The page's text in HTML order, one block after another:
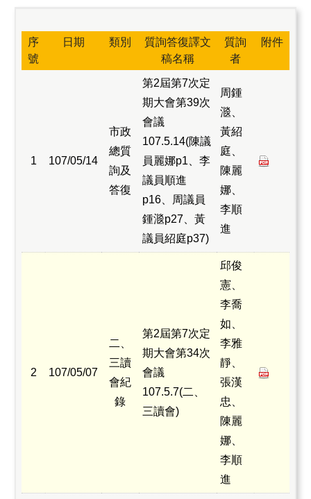
其他議事資料
議員相關資料
序
號
日期 類別
質詢答復譯文
稿名稱
質詢
者
附件
1 107/05/14
市政
總質
詢及
答復
第2屆第7次定
期大會第39次
會議
107.5.14(陳議
員麗娜p1、李
議員順進
p16、周議員
鍾㴴p27、黃
議員紹庭p37)
周鍾
㴴、
黃紹
庭、
陳麗
娜、
李順
進
2 107/05/07
二、
三讀
會紀
錄
第2屆第7次定
期大會第34次
會議
107.5.7(二、
三讀會)
邱俊
憲、
李喬
如、
李雅
靜、
張漢
忠、
陳麗
娜、
李順
進